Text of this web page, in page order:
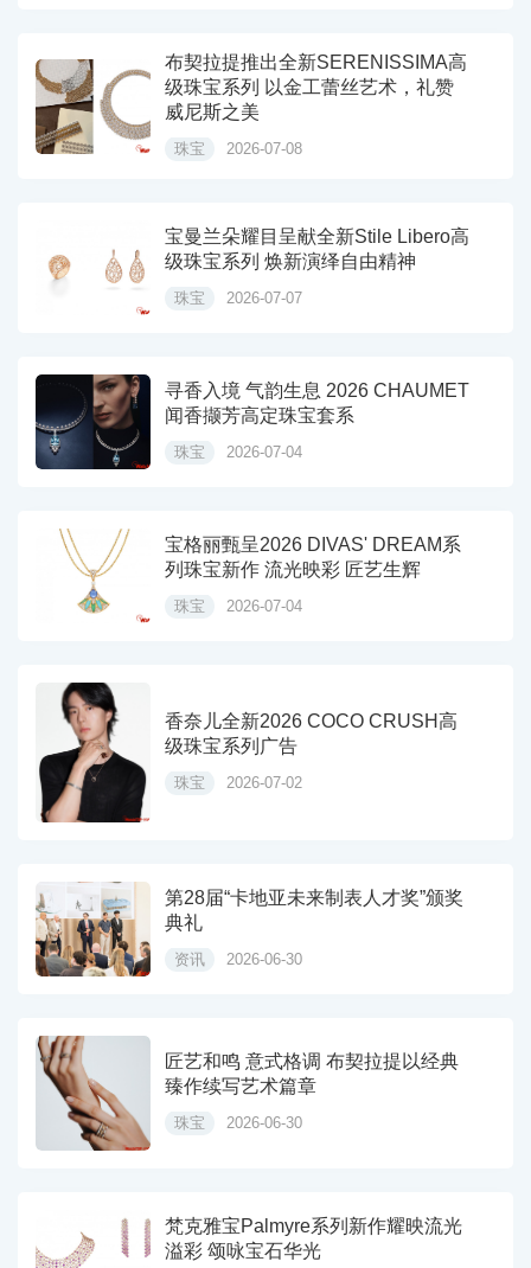
布契拉提推出全新SERENISSIMA高
级珠宝系列 以金工蕾丝艺术，礼赞
威尼斯之美
珠宝 2026-07-08
宝曼兰朵耀目呈献全新Stile Libero高
级珠宝系列 焕新演绎自由精神
珠宝 2026-07-07
寻香入境 气韵生息 2026 CHAUMET
闻香撷芳高定珠宝套系
珠宝 2026-07-04
宝格丽甄呈2026 DIVAS' DREAM系
列珠宝新作 流光映彩 匠艺生辉
珠宝 2026-07-04
香奈儿全新2026 COCO CRUSH高
级珠宝系列广告
珠宝 2026-07-02
第28届“卡地亚未来制表人才奖”颁奖
典礼
资讯 2026-06-30
匠艺和鸣 意式格调 布契拉提以经典
臻作续写艺术篇章
珠宝 2026-06-30
梵克雅宝Palmyre系列新作耀映流光
溢彩 颂咏宝石华光